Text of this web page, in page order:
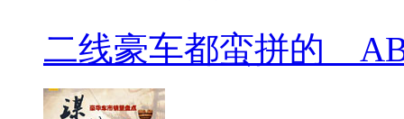
二线豪车都蛮拼的